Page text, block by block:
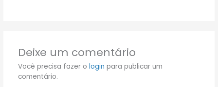
Deixe um comentário
Você precisa fazer o login para publicar um
comentário.